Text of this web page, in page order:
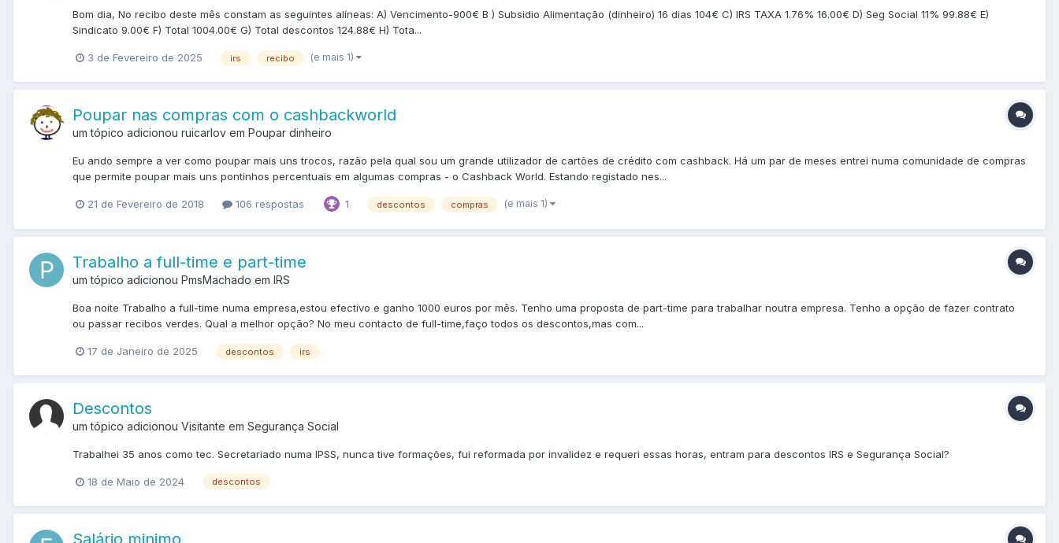
Bom dia, No recibo deste mês constam as seguintes alíneas: A) Vencimento-900€ B ) Subsidio Alimentação (dinheiro) 16 dias 104€ C) IRS TAXA 1.76% 16.00€ D) Seg Social 11% 99.88€ E)
Sindicato 9.00€ F) Total 1004.00€ G) Total descontos 124.88€ H) Tota...
3 de Fevereiro de 2025 irs recibo (e mais 1)
Poupar nas compras com o cashbackworld
um tópico adicionou ruicarlov em Poupar dinheiro
Eu ando sempre a ver como poupar mais uns trocos, razão pela qual sou um grande utilizador de cartões de crédito com cashback. Há um par de meses entrei numa comunidade de compras
que permite poupar mais uns pontinhos percentuais em algumas compras - o Cashback World. Estando registado nes...
21 de Fevereiro de 2018 106 respostas 1 descontos compras (e mais 1)
Trabalho a full-time e part-time
um tópico adicionou PmsMachado em IRS
Boa noite Trabalho a full-time numa empresa,estou efectivo e ganho 1000 euros por mês. Tenho uma proposta de part-time para trabalhar noutra empresa. Tenho a opção de fazer contrato
ou passar recibos verdes. Qual a melhor opção? No meu contacto de full-time,faço todos os descontos,mas com...
17 de Janeiro de 2025 descontos irs
Descontos
um tópico adicionou Visitante em Segurança Social
Trabalhei 35 anos como tec. Secretariado numa IPSS, nunca tive formações, fui reformada por invalidez e requeri essas horas, entram para descontos IRS e Segurança Social?
18 de Maio de 2024 descontos
Salário minimo